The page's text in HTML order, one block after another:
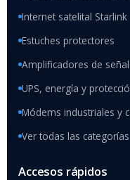
Internet satelital Starlink
Estuches protectores
Amplificadores de
UPS, energía y
Módems industriales y
Ver todas las categorías
Accesos rápidos